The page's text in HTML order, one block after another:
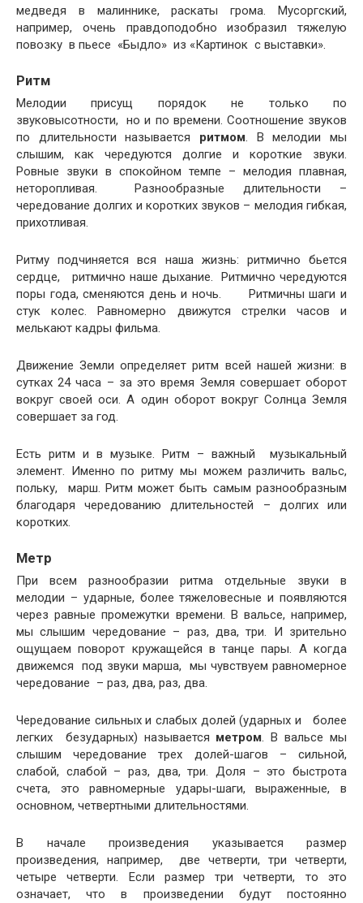
медведя в малиннике, раскаты грома. Мусоргский,
например, очень правдоподобно изобразил тяжелую
повозку в пьесе «Быдло» из «Картинок с выставки».
Ритм
Мелодии присущ порядок не только по
звуковысотности, но и по времени. Соотношение звуков
по длительности называется ритмом. В мелодии мы
слышим, как чередуются долгие и короткие звуки.
Ровные звуки в спокойном темпе – мелодия плавная,
неторопливая. Разнообразные длительности –
чередование долгих и коротких звуков – мелодия гибкая,
прихотливая.
Ритму подчиняется вся наша жизнь: ритмично бьется
сердце, ритмично наше дыхание. Ритмично чередуются
поры года, сменяются день и ночь. Ритмичны шаги и
стук колес. Равномерно движутся стрелки часов и
мелькают кадры фильма.
Движение Земли определяет ритм всей нашей жизни: в
сутках 24 часа – за это время Земля совершает оборот
вокруг своей оси. А один оборот вокруг Солнца Земля
совершает за год.
Есть ритм и в музыке. Ритм – важный музыкальный
элемент. Именно по ритму мы можем различить вальс,
польку, марш. Ритм может быть самым разнообразным
благодаря чередованию длительностей – долгих или
коротких.
Метр
При всем разнообразии ритма отдельные звуки в
мелодии – ударные, более тяжеловесные и появляются
через равные промежутки времени. В вальсе, например,
мы слышим чередование – раз, два, три. И зрительно
ощущаем поворот кружащейся в танце пары. А когда
движемся под звуки марша, мы чувствуем равномерное
чередование – раз, два, раз, два.
Чередование сильных и слабых долей (ударных и более
легких безударных) называется метром. В вальсе мы
слышим чередование трех долей-шагов – сильной,
слабой, слабой – раз, два, три. Доля – это быстрота
счета, это равномерные удары-шаги, выраженные, в
основном, четвертными длительностями.
В начале произведения указывается размер
произведения, например, две четверти, три четверти,
четыре четверти. Если размер три четверти, то это
означает, что в произведении будут постоянно